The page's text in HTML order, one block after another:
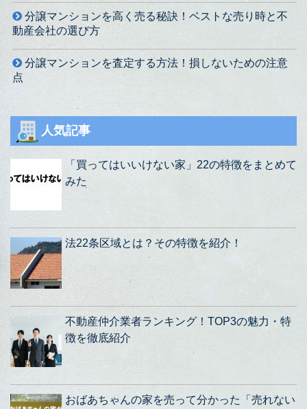
分譲マンションを高く売る秘訣！ベストな売り時と不
動産会社の選び方
分譲マンションを査定する方法！損しないための注意
点
人気記事
「買ってはいいけない家」22の特徴をまとめて
みた
法22条区域とは？その特徴を紹介！
不動産仲介業者ランキング！TOP3の魅力・特
徴を徹底紹介
おばあちゃんの家を売って分かった「売れない